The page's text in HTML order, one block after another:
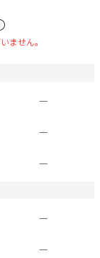
ません。
—
—
—
—
—